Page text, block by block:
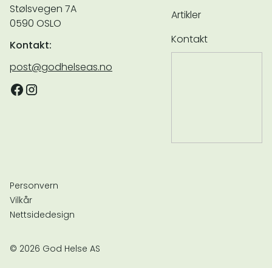
Stølsvegen 7A
0590 OSLO
Kontakt:
post@godhelseas.no
Artikler
Kontakt
© 2026 God Helse AS
Personvern
Vilkår
Nettsidedesign